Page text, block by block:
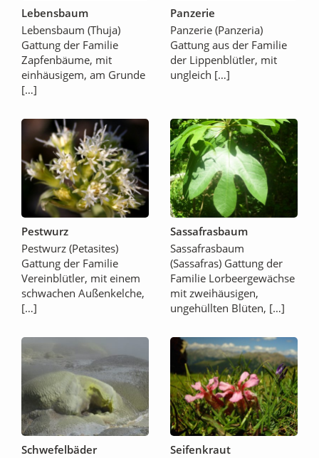
Lebensbaum
Lebensbaum (Thuja)
Gattung der Familie
Zapfenbäume, mit
einhäusigem, am Grunde
[…]
Panzerie
Panzerie (Panzeria)
Gattung aus der Familie
der Lippenblütler, mit
ungleich […]
Pestwurz
Pestwurz (Petasites)
Gattung der Familie
Vereinblütler, mit einem
schwachen Außenkelche,
[…]
Sassafrasbaum
Sassafrasbaum
(Sassafras) Gattung der
Familie Lorbeergewächse
mit zweihäusigen,
ungehüllten Blüten, […]
Schwefelbäder
Seifenkraut